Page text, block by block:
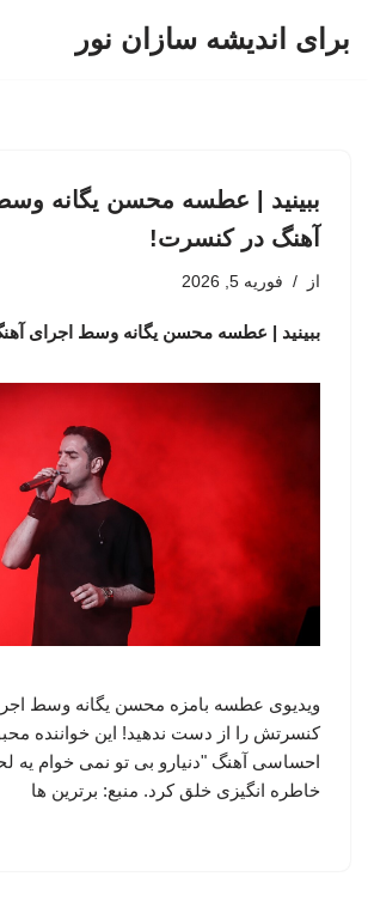
برای اندیشه سازان نور
ببینید | عطسه محسن یگانه
آهنگ در کنسرت!
از فوریه 5, 2026
ببینید | عطسه محسن یگانه وسط اجرای
ویدیوی عطسه بامزه محسن یگانه وسط
کنسرتش را از دست ندهید! این خواننده
احساسی آهنگ "دنیارو بی تو نمی خوام یه
خاطره انگیزی خلق کرد. منبع: برترین ها